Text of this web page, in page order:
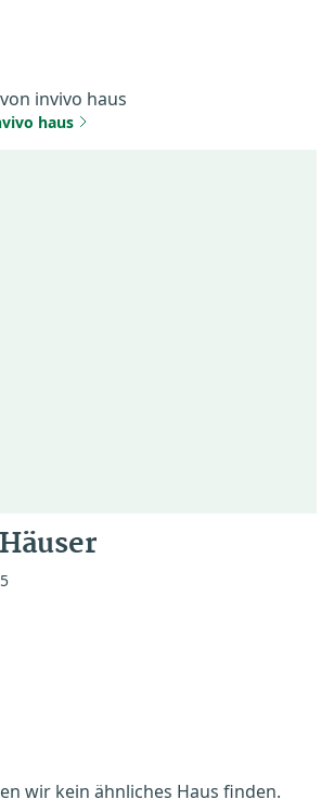
invivo haus
haus
wir kein ähnliches Haus finden.